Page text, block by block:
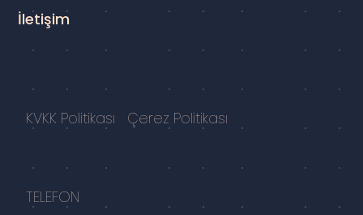
İletişim
KVKK Politikası Çerez Politikası
TELEFON